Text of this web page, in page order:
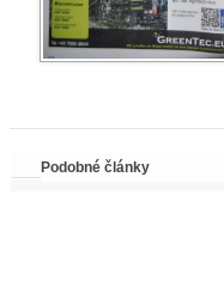
Podobné články